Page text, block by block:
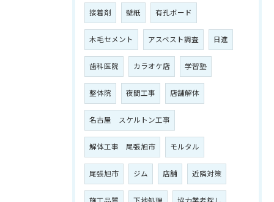
接着剤 壁紙 有孔ボード
木毛セメント アスベスト調査 日進
歯科医院 カラオケ店 学習塾
整体院 夜間工事 店舗解体
名古屋 スケルトン工事
解体工事 尾張旭市 モルタル
尾張旭市 ジム 店舗 近隣対策